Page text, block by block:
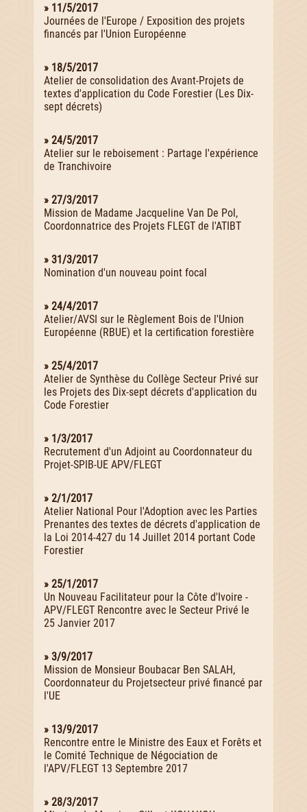
» 11/5/2017
Journées de l'Europe / Exposition des projets
financés par l'Union Européenne
» 18/5/2017
Atelier de consolidation des Avant-Projets de
textes d'application du Code Forestier (Les Dix-
sept décrets)
» 24/5/2017
Atelier sur le reboisement : Partage l'expérience
de Tranchivoire
» 27/3/2017
Mission de Madame Jacqueline Van De Pol,
Coordonnatrice des Projets FLEGT de l'ATIBT
» 31/3/2017
Nomination d'un nouveau point focal
» 24/4/2017
Atelier/AVSI sur le Règlement Bois de l'Union
Européenne (RBUE) et la certification forestière
» 25/4/2017
Atelier de Synthèse du Collège Secteur Privé sur
les Projets des Dix-sept décrets d'application du
Code Forestier
» 1/3/2017
Recrutement d'un Adjoint au Coordonnateur du
Projet-SPIB-UE APV/FLEGT
» 2/1/2017
Atelier National Pour l'Adoption avec les Parties
Prenantes des textes de décrets d'application de
la Loi 2014-427 du 14 Juillet 2014 portant Code
Forestier
» 25/1/2017
Un Nouveau Facilitateur pour la Côte d'Ivoire -
APV/FLEGT Rencontre avec le Secteur Privé le
25 Janvier 2017
» 3/9/2017
Mission de Monsieur Boubacar Ben SALAH,
Coordonnateur du Projetsecteur privé financé par
l'UE
» 13/9/2017
Rencontre entre le Ministre des Eaux et Forêts et
le Comité Technique de Négociation de
l'APV/FLEGT 13 Septembre 2017
» 28/3/2017